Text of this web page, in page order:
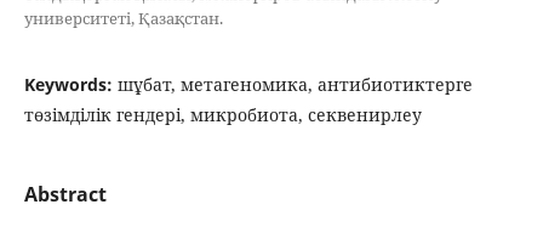
университеті, Қазақстан.
Keywords: шұбат, метагеномика, антибиотиктерге
төзімділік гендері, микробиота, секвенирлеу
Abstract